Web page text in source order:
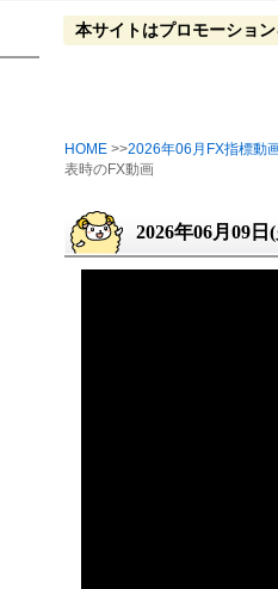
本サイトはプロモーショ
HOME >>2026年06月FX指標動
表時のFX動画
2026年06月09